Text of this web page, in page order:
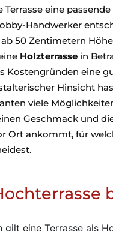
Terrasse eine
Handwerker
50 Zentimetern
Holzterrasse in
Kostengründen eine
Hinsicht
viele
Geschmack und
Ort ankommt, für
gilt eine Terrasse als